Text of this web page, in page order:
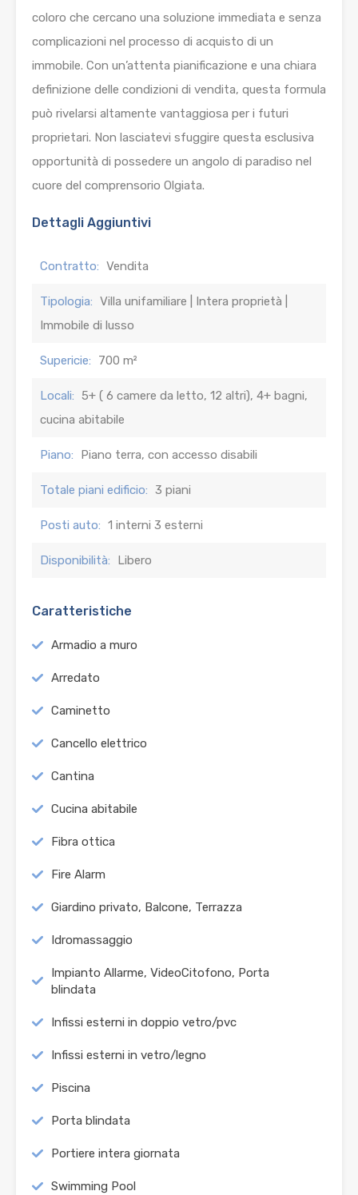
coloro che cercano una soluzione immediata e senza
complicazioni nel processo di acquisto di un
immobile. Con un’attenta pianificazione e una chiara
definizione delle condizioni di vendita, questa formula
può rivelarsi altamente vantaggiosa per i futuri
proprietari. Non lasciatevi sfuggire questa esclusiva
opportunità di possedere un angolo di paradiso nel
cuore del comprensorio Olgiata.
Dettagli Aggiuntivi
Contratto: Vendita
Tipologia: Villa unifamiliare | Intera proprietà |
Immobile di lusso
Supericie: 700 m²
Locali: 5+ ( 6 camere da letto, 12 altri), 4+ bagni,
cucina abitabile
Piano: Piano terra, con accesso disabili
Totale piani edificio: 3 piani
Posti auto: 1 interni 3 esterni
Disponibilità: Libero
Caratteristiche
Armadio a muro
Arredato
Caminetto
Cancello elettrico
Cantina
Cucina abitabile
Fibra ottica
Fire Alarm
Giardino privato, Balcone, Terrazza
Idromassaggio
Impianto Allarme, VideoCitofono, Porta
blindata
Infissi esterni in doppio vetro/pvc
Infissi esterni in vetro/legno
Piscina
Porta blindata
Portiere intera giornata
Swimming Pool